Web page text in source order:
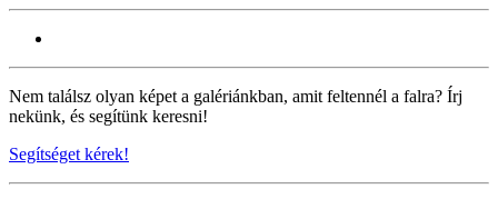
Nem találsz olyan képet a galériánkban, amit feltennél a falra? Írj
nekünk, és segítünk keresni!
Segítséget kérek!